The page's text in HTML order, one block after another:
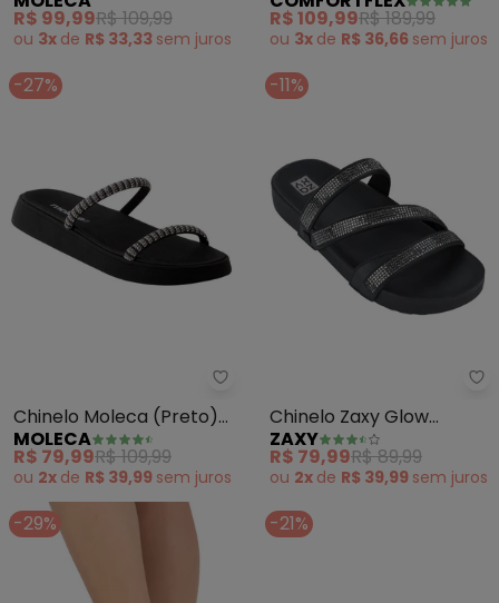
R$ 99,99R$ 109,99
ou 3x de R$ 33,33 sem juros
R$ 109,99R$ 189,99
ou 3x de R$ 36,66 sem juros
-27%
Moleca - Chinelo Moleca
Chinelo Moleca (Preto)
em Sintético
MOLECA
R$ 79,99R$ 109,99
ou 2x de R$ 39,99 sem juros
-11%
Chinelo Zaxy Glow
(Preto)
ZAXY
R$ 79,99R$ 89,99
ou 2x de R$ 39,99 sem juros
-29% -21%